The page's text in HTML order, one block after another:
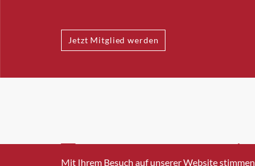
Jetzt Mitglied werden
INFO@SWISSICT.CH
Mit Ihrem Besuch auf unserer Website